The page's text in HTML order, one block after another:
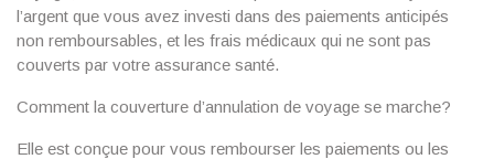
l’argent que vous avez investi dans des paiements anticipés
non remboursables, et les frais médicaux qui ne sont pas
couverts par votre assurance santé.
Comment la couverture d’annulation de voyage se marche?
Elle est conçue pour vous rembourser les paiements ou les